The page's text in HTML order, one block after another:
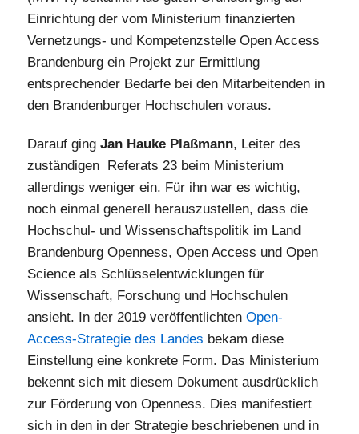
Einrichtung der vom Ministerium finanzierten
Vernetzungs- und Kompetenzstelle Open Access
Brandenburg ein Projekt zur Ermittlung
entsprechender Bedarfe bei den Mitarbeitenden in
den Brandenburger Hochschulen voraus.
Darauf gingJan Hauke Plaßmann, Leiter des
zuständigen Referats 23 beim Ministerium
allerdings weniger ein. Für ihn war es wichtig,
noch einmal generell herauszustellen, dass die
Hochschul- und Wissenschaftspolitik im Land
Brandenburg Openness, Open Access und Open
Science als Schlüsselentwicklungen für
Wissenschaft, Forschung und Hochschulen
ansieht. In der 2019 veröffentlichtenOpen-
Access-Strategie des Landes bekam diese
Einstellung eine konkrete Form. Das Ministerium
bekennt sich mit diesem Dokument ausdrücklich
zur Förderung von Openness. Dies manifestiert
sich in den in der Strategie beschriebenen und in